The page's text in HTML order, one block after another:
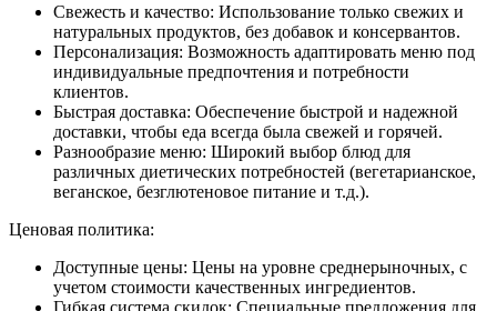
Свежесть и качество: Использование только свежих и
натуральных продуктов, без добавок и консервантов.
Персонализация: Возможность адаптировать меню под
индивидуальные предпочтения и потребности
клиентов.
Быстрая доставка: Обеспечение быстрой и надежной
доставки, чтобы еда всегда была свежей и горячей.
Разнообразие меню: Широкий выбор блюд для
различных диетических потребностей (вегетарианское,
веганское, безглютеновое питание и т.д.).
Ценовая политика:
Доступные цены: Цены на уровне среднерыночных, с
учетом стоимости качественных ингредиентов.
Гибкая система скидок: Специальные предложения для